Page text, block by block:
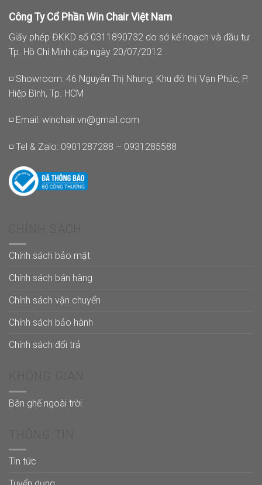
Công Ty Cổ Phần Win Chair Việt Nam
Giấy phép ĐKKD số 0311890732 do sở kế hoạch và đầu tư
Tp. Hồ Chí Minh cấp ngày 20/07/2012
◽ Showroom: 46 Nguyễn Thị Nhung, Khu đô thị Vạn Phúc, P.
Hiệp Bình, Tp. HCM
◽ Email: winchair.vn@gmail.com
◽ Tel & Zalo: 0901287288 – 0931285588
Chính sách bảo mật
Chính sách bán hàng
Chính sách vận chuyển
Chính sách bảo hành
Chính sách đổi trả
Bàn ghế ngoài trời
Tin tức